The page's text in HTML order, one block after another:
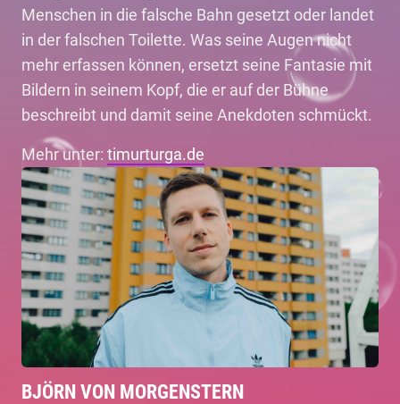
Menschen in die falsche Bahn gesetzt oder landet
in der falschen Toilette. Was seine Augen nicht
mehr erfassen können, ersetzt seine Fantasie mit
Bildern in seinem Kopf, die er auf der Bühne
beschreibt und damit seine Anekdoten schmückt.
Mehr unter: timurturga.de
BJÖRN VON MORGENSTERN